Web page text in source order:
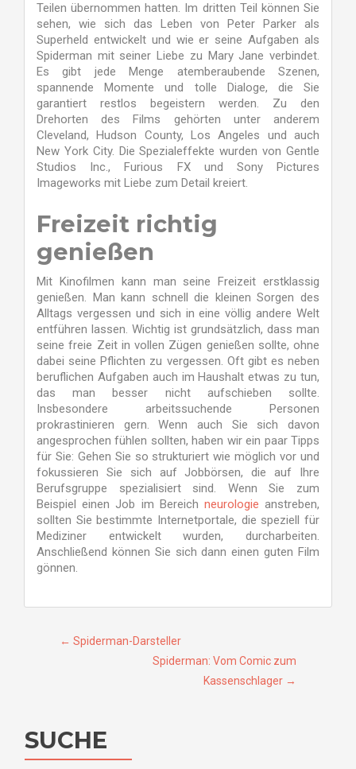
Teilen übernommen hatten. Im dritten Teil können Sie
sehen, wie sich das Leben von Peter Parker als
Superheld entwickelt und wie er seine Aufgaben als
Spiderman mit seiner Liebe zu Mary Jane verbindet.
Es gibt jede Menge atemberaubende Szenen,
spannende Momente und tolle Dialoge, die Sie
garantiert restlos begeistern werden. Zu den
Drehorten des Films gehörten unter anderem
Cleveland, Hudson County, Los Angeles und auch
New York City. Die Spezialeffekte wurden von Gentle
Studios Inc., Furious FX und Sony Pictures
Imageworks mit Liebe zum Detail kreiert.
Freizeit richtig
genießen
Mit Kinofilmen kann man seine Freizeit erstklassig
genießen. Man kann schnell die kleinen Sorgen des
Alltags vergessen und sich in eine völlig andere Welt
entführen lassen. Wichtig ist grundsätzlich, dass man
seine freie Zeit in vollen Zügen genießen sollte, ohne
dabei seine Pflichten zu vergessen. Oft gibt es neben
beruflichen Aufgaben auch im Haushalt etwas zu tun,
das man besser nicht aufschieben sollte.
Insbesondere arbeitssuchende Personen
prokrastinieren gern. Wenn auch Sie sich davon
angesprochen fühlen sollten, haben wir ein paar Tipps
für Sie: Gehen Sie so strukturiert wie möglich vor und
fokussieren Sie sich auf Jobbörsen, die auf Ihre
Berufsgruppe spezialisiert sind. Wenn Sie zum
Beispiel einen Job im Bereich neurologie anstreben,
sollten Sie bestimmte Internetportale, die speziell für
Mediziner entwickelt wurden, durcharbeiten.
Anschließend können Sie sich dann einen guten Film
gönnen.
Beitragsnavigation
← Spiderman-Darsteller
Spiderman: Vom Comic zum
Kassenschlager →
SUCHE